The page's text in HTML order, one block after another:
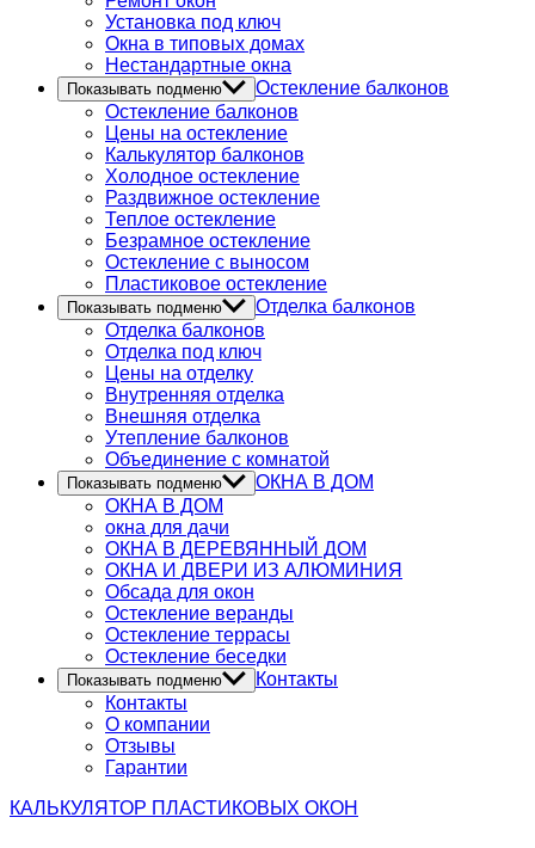
Установка под ключ
Окна в типовых домах
Нестандартные окна
Показывать подменю
Остекление балконов
Остекление балконов
Цены на остекление
Калькулятор балконов
Холодное остекление
Раздвижное остекление
Теплое остекление
Безрамное остекление
Остекление с выносом
Пластиковое остекление
Показывать подменю
Отделка балконов
Отделка балконов
Отделка под ключ
Цены на отделку
Внутренняя отделка
Внешняя отделка
Утепление балконов
Объединение с комнатой
Показывать подменю
ОКНА В ДОМ
ОКНА В ДОМ
окна для дачи
ОКНА В ДЕРЕВЯННЫЙ ДОМ
ОКНА И ДВЕРИ ИЗ АЛЮМИНИЯ
Обсада для окон
Остекление веранды
Остекление террасы
Остекление беседки
Показывать подменю
Контакты
Контакты
О компании
Отзывы
Гарантии
КАЛЬКУЛЯТОР ПЛАСТИКОВЫХ ОКОН